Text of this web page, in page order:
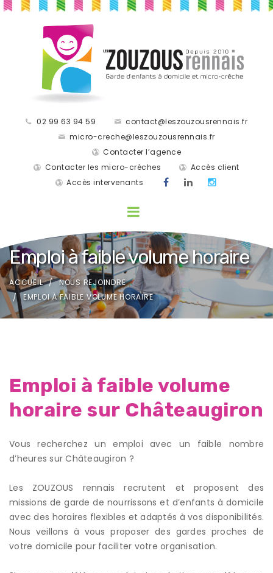
02 99 63 94 59
contact@leszouzousrennais.fr
micro-creche@leszouzousrennais.fr
Contacter l’agence
Contacter les micro-crèches
Accès client
Accès intervenants
Emploi à faible volume horaire
ACCUEIL
NOUS REJOINDRE
EMPLOI À FAIBLE VOLUME HORAIRE
Emploi à faible volume
horaire sur Châteaugiron
Vous recherchez un emploi avec un faible nombre
d’heures sur Châteaugiron ?
Les ZOUZOUS rennais recrutent et proposent des
missions de garde de nourrissons et d’enfants à domicile
avec des horaires flexibles et adaptés à vos disponibilités.
Nous veillons à vous proposer des gardes proches de
votre domicile pour faciliter votre organisation.